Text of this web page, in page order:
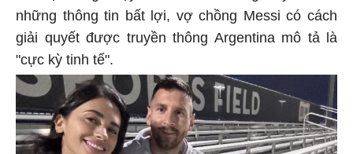
những thông tin bất lợi, vợ chồng Messi có cách
giải quyết được truyền thông Argentina mô tả là
"cực kỳ tinh tế".